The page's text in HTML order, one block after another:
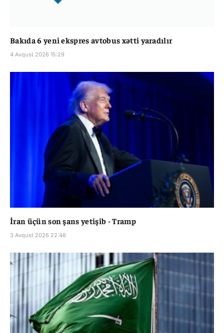
Bakıda 6 yeni ekspres avtobus xətti yaradılır
4 Avqust 2026 15:29
İran üçün son şans yetişib - Tramp
3 Avqust 2026 22:48